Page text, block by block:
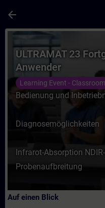
arrow_back
Kurs -
ULTRAMAT 23
Anwender
Learning Event - Classroom
Bedienung und
Diagnosemöglichkeiten
Infrarot-Absorption
Probenaufbreitung
Auf einen Blick